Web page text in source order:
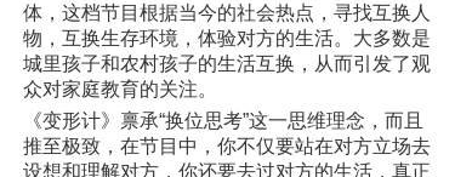
体，这档节目根据当今的社会热点，寻找互换人
物，互换生存环境，体验对方的生活。大多数是
城里孩子和农村孩子的生活互换，从而引发了观
众对家庭教育的关注。
《变形计》禀承“换位思考”这一思维理念，而且
推至极致，在节目中，你不仅要站在对方立场去
设想和理解对方，你还要去过对方的生活，真正